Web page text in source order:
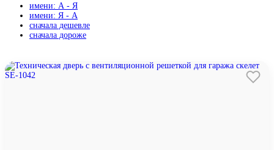
имени: А - Я
имени: Я - А
сначала дешевле
сначала дороже